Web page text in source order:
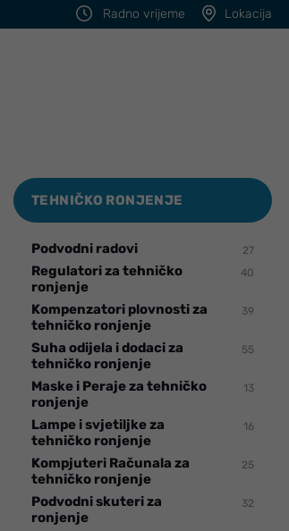
Radno vrijeme Lokacija
TEHNIČKO RONJENJE
Podvodni radovi 27
Regulatori za tehničko
ronjenje
40
Kompenzatori plovnosti za
tehničko ronjenje
39
Suha odijela i dodaci za
tehničko ronjenje
55
Maske i Peraje za tehničko
ronjenje
13
Lampe i svjetiljke za
tehničko ronjenje
16
Kompjuteri Računala za
tehničko ronjenje
25
Podvodni skuteri za
ronjenje
32